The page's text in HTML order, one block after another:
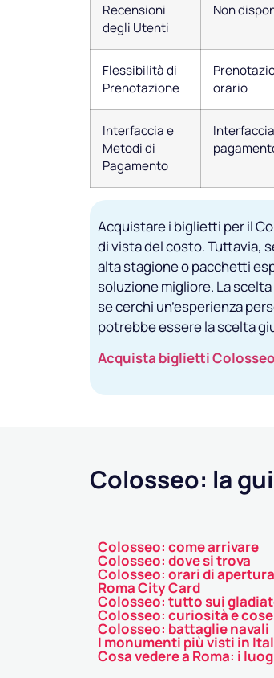
Recensioni
degli Utenti
Non
Flessibilità di
Prenotazione
orario
Interfaccia e
Metodi di
Pagamento
Acquistare i biglietti per il
di vista del costo. Tuttavia,
alta stagione o pacchetti
soluzione migliore. La
se cerchi un’esperienza
potrebbe essere la scelta
Acquista biglietti Colosseo
Colosseo: la
Colosseo: come arrivare
Colosseo: dove si trova
Colosseo: orari di apertura
Roma City Card
Colosseo: tutto sui
Colosseo: curiosità e
Colosseo: battaglie navali
I monumenti più visti in
Cosa vedere a Roma: i